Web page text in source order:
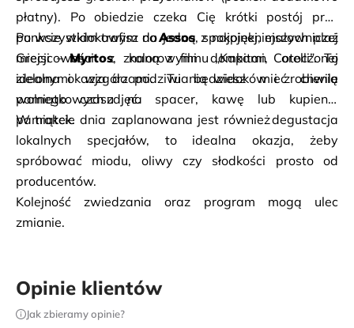
płatny). Po obiedzie czeka Cię krótki postój przy
punkcie widokowym na jedną z najpiękniejszych plaż
Grecji – Myrtos, znaną z filmu „Kapitan Corelli”. To
idealna okazja do podziwiania widoków i zrobienia
pamiątkowych zdjęć.
Po wszystkim trafisz do Assos, spokojnej, malowniczej
miejscowości z kolorowymi domkami, otoczonej
zielonymi wzgórzami. Tu będziesz mieć chwilę
wolnego czasu na spacer, kawę lub kupienie
pamiątek.
W trakcie dnia zaplanowana jest również degustacja
lokalnych specjałów, to idealna okazja, żeby
spróbować miodu, oliwy czy słodkości prosto od
producentów.
Kolejność zwiedzania oraz program mogą ulec
zmianie.
Opinie klientów
Jak zbieramy opinie?